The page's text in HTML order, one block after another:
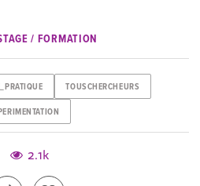
/ FORMATION
TOUSCHERCHEURS
2.1k